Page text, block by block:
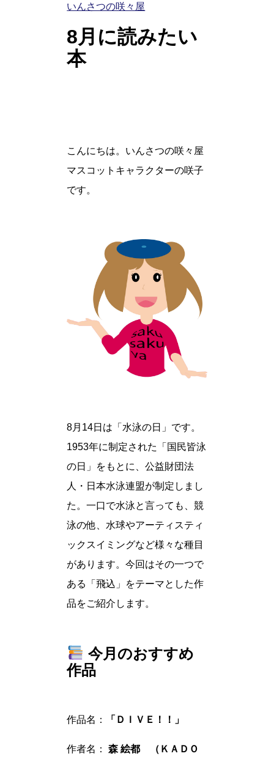
いんさつの咲々屋
8月に読みたい
本
こんにちは。いんさつの咲々屋
マスコットキャラクターの咲子
です。
8月14日は「水泳の日」です。
1953年に制定された「国民皆泳
の日」をもとに、公益財団法
人・日本水泳連盟が制定しまし
た。一口で水泳と言っても、競
泳の他、水球やアーティスティ
ックスイミングなど様々な種目
があります。今回はその一つで
ある「飛込」をテーマとした作
品をご紹介します。
今月のおすすめ
作品
作品名： 「ＤＩＶＥ！！」
作者名：
森 絵都 （ＫＡＤＯ